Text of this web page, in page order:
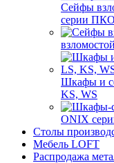
Сейфы
серии ПКО
Шкафы и
KS, WS
ONIX
Столы
Мебель LOFT
Распродажа